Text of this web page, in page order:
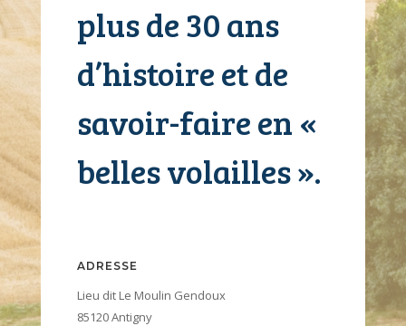
plus de 30 ans
d’histoire et de
savoir-faire en «
belles volailles ».
ADRESSE
Lieu dit Le Moulin Gendoux
85120 Antigny